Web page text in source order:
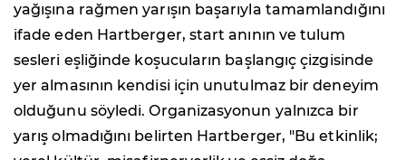
yağışına rağmen yarışın başarıyla tamamlandığını
ifade eden Hartberger, start anının ve tulum
sesleri eşliğinde koşucuların başlangıç çizgisinde
yer almasının kendisi için unutulmaz bir deneyim
olduğunu söyledi. Organizasyonun yalnızca bir
yarış olmadığını belirten Hartberger, "Bu etkinlik;